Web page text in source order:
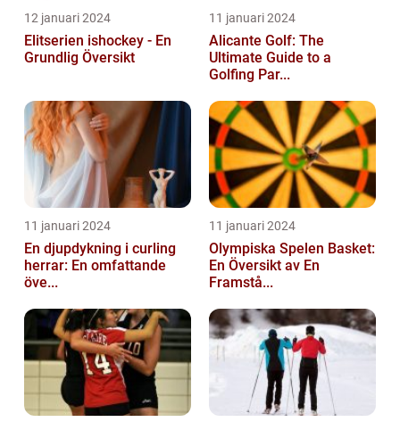
12 januari 2024
Elitserien ishockey - En
Grundlig Översikt
11 januari 2024
Alicante Golf: The
Ultimate Guide to a
Golfing Par...
11 januari 2024
En djupdykning i curling
herrar: En omfattande
öve...
11 januari 2024
Olympiska Spelen Basket:
En Översikt av En
Framstå...